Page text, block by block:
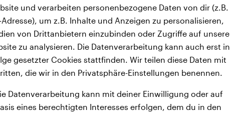
und verarbeiten personenbezogene Daten von dir (z.B.
Adresse), um z.B. Inhalte und Anzeigen zu personalisieren,
von Drittanbietern einzubinden oder Zugriffe auf unsere
zu analysieren. Die Datenverarbeitung kann auch erst in
gesetzter Cookies stattfinden. Wir teilen diese Daten mit
die wir in den Privatsphäre-Einstellungen benennen.
Datenverarbeitung kann mit deiner Einwilligung oder auf
eines berechtigten Interesses erfolgen, dem du in den